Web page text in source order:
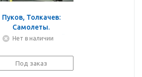
Пуков, Толкачев:
Самолеты.
Иллюстрированный
Нет в наличии
Под заказ